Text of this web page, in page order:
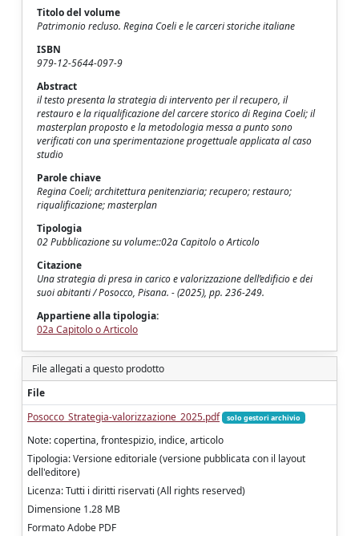
Titolo del volume
Patrimonio recluso. Regina Coeli e le carceri storiche italiane
ISBN
979-12-5644-097-9
Abstract
il testo presenta la strategia di intervento per il recupero, il
restauro e la riqualificazione del carcere storico di Regina Coeli; il
masterplan proposto e la metodologia messa a punto sono
verificati con una sperimentazione progettuale applicata al caso
studio
Parole chiave
Regina Coeli; architettura penitenziaria; recupero; restauro;
riqualificazione; masterplan
Tipologia
02 Pubblicazione su volume::02a Capitolo o Articolo
Citazione
Una strategia di presa in carico e valorizzazione dell’edificio e dei
suoi abitanti / Posocco, Pisana. - (2025), pp. 236-249.
Appartiene alla tipologia:
02a Capitolo o Articolo
File allegati a questo prodotto
File
Posocco_Strategia-valorizzazione_2025.pdf
solo gestori archivio
Note: copertina, frontespizio, indice, articolo
Tipologia: Versione editoriale (versione pubblicata con il layout
dell'editore)
Licenza: Tutti i diritti riservati (All rights reserved)
Dimensione 1.28 MB
Formato Adobe PDF